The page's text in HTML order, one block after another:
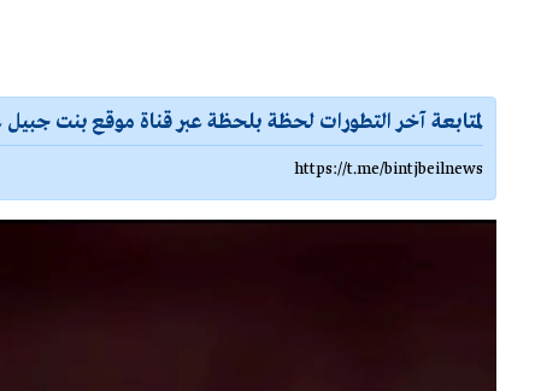
لمتابعة آخر التطورات لحظة بلحظة عبر قناة موقع بنت جبيل
https://t.me/bintjbeilnews